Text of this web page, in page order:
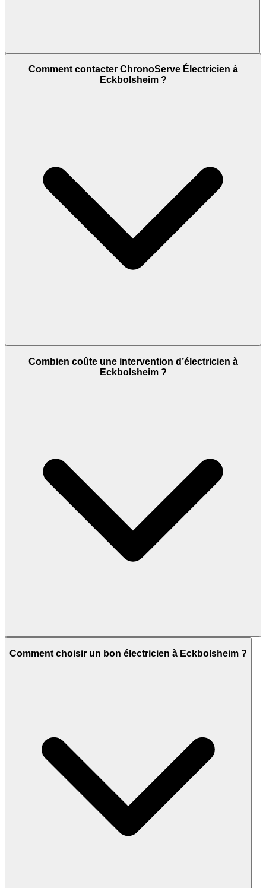
Comment contacter ChronoServe Électricien à
Eckbolsheim ?
Combien coûte une intervention d’électricien à
Eckbolsheim ?
Comment choisir un bon électricien à Eckbolsheim ?